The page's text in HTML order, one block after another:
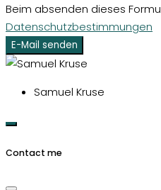
Beim absenden dieses
Datenschutzbestimmungen
E-Mail senden
Samuel Kruse
Contact me